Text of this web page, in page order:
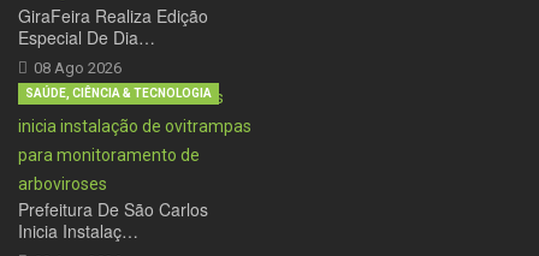
GiraFeira Realiza Edição
Especial De Dia…
08 Ago 2026
Prefeitura De São Carlos
Inicia Instalaç…
SAÚDE, CIÊNCIA & TECNOLOGIA